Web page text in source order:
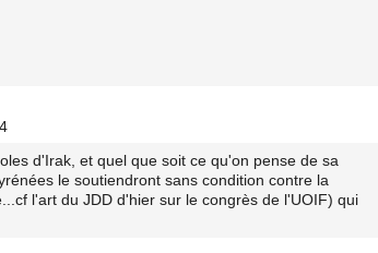
d'Irak, et quel que soit ce qu'on pense de sa
le soutiendront sans condition contre la
l'art du JDD d'hier sur le congrès de l'UOIF) qui